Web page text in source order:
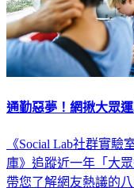
通勤惡夢！網揪大眾
《Social Lab社群實
庫》追蹤近一年「大
帶您了解網友熱議的